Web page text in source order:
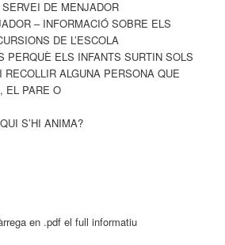
DE MENJADOR
– INFORMACIÓ SOBRE ELS
DE L’ESCOLA
PERQUÈ ELS INFANTS SURTIN SOLS
ALGUNA PERSONA QUE
EL PARE O
S’HI ANIMA?
en .pdf el full informatiu